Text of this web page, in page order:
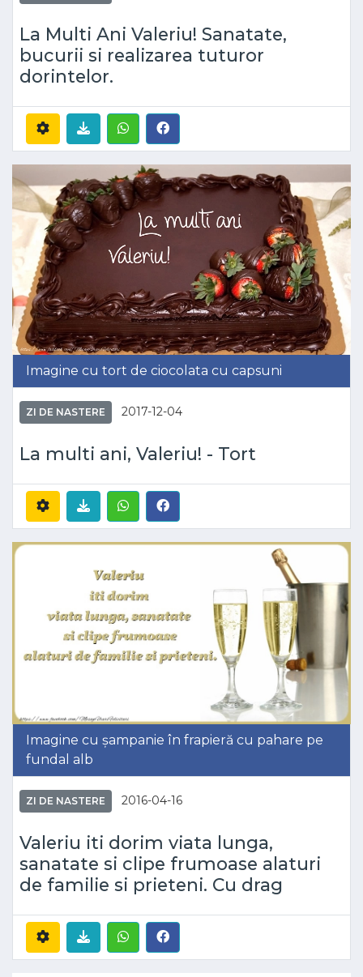
La Multi Ani Valeriu! Sanatate,
bucurii si realizarea tuturor
dorintelor.
Imagine cu tort de ciocolata cu capsuni
ZI DE NASTERE 2017-12-04
La multi ani, Valeriu! - Tort
Imagine cu șampanie în frapieră cu pahare pe
fundal alb
ZI DE NASTERE 2016-04-16
Valeriu iti dorim viata lunga,
sanatate si clipe frumoase alaturi
de familie si prieteni. Cu drag